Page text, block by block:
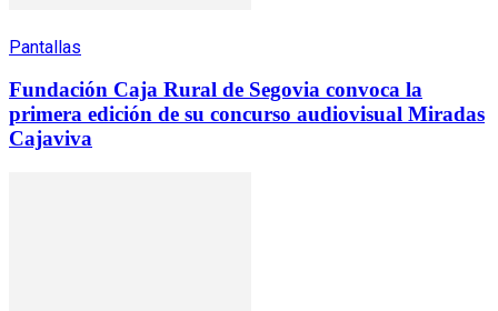
Pantallas
Fundación Caja Rural de Segovia convoca la
primera edición de su concurso audiovisual Miradas
Cajaviva